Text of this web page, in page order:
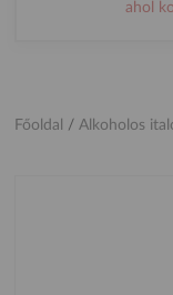
ahol
Főoldal /Alkoholos